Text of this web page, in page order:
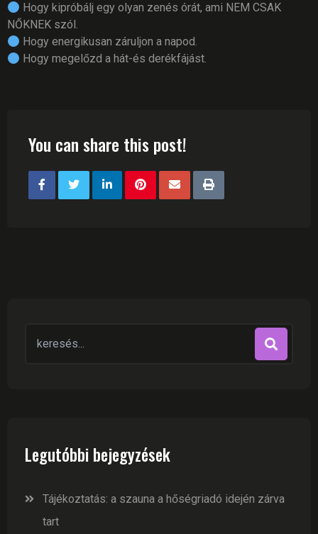
Hogy kipróbálj egy olyan zenés órát, ami NEM CSAK
NŐKNEK szól.
Hogy energikusan záruljon a napod.
Hogy megelőzd a hát-és derékfájást.
You can share this post!
for:
Legutóbbi bejegyzések
Tájékoztatás: a szauna a hőségriadó idején zárva
tart